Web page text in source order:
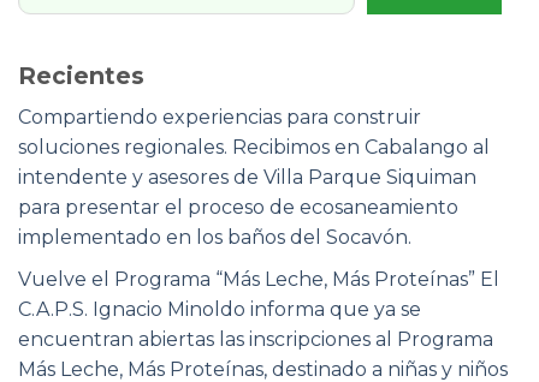
Recientes
Compartiendo experiencias para construir
soluciones regionales. Recibimos en Cabalango al
intendente y asesores de Villa Parque Siquiman
para presentar el proceso de ecosaneamiento
implementado en los baños del Socavón.
Vuelve el Programa “Más Leche, Más Proteínas” El
C.A.P.S. Ignacio Minoldo informa que ya se
encuentran abiertas las inscripciones al Programa
Más Leche, Más Proteínas, destinado a niñas y niños